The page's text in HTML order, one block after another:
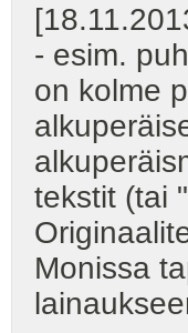
- esim.
on kolme
tekstit (tai
Monissa